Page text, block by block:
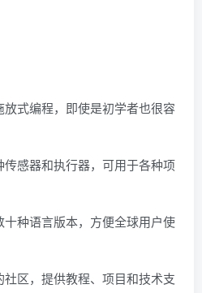
放式编程，即使是初学者也很容
传感器和执行器，可用于各种项
十种语言版本，方便全球用户使
社区，提供教程、项目和技术支